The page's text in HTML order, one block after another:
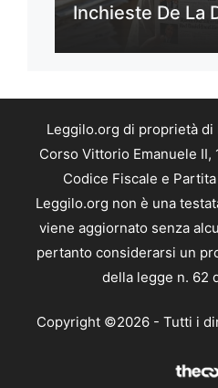
Inchieste De La
Leggilo.org di proprietà di
Corso Vittorio Emanuele II,
Codice Fiscale e
Leggilo.org non è una
viene aggiornato senza
pertanto considerarsi un
della legge n. 62
Copyright ©2026 - Tutti i